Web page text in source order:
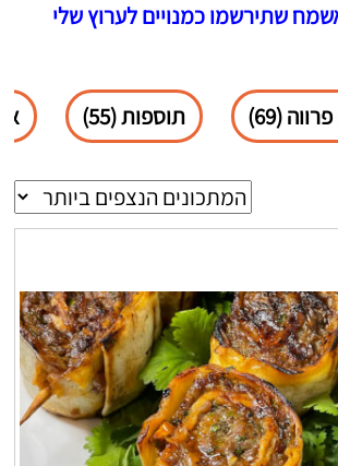
שתירשמו כמנויים לערוץ שלי
(69) תוספות (55)